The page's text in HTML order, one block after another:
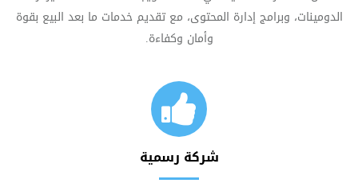
الدومينات، وبرامج إدارة المحتوى، مع تقديم خدمات ما بعد البيع بقوة
وأمان وكفاءة.
شركة رسمية